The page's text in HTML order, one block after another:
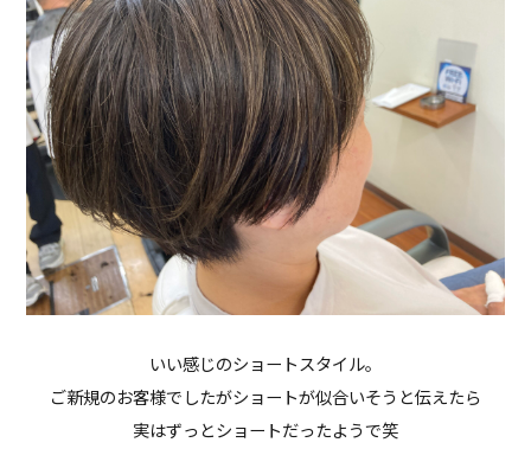
いい感じのショートスタイル。
ご新規のお客様でしたがショートが似合いそうと伝えたら
実はずっとショートだったようで笑